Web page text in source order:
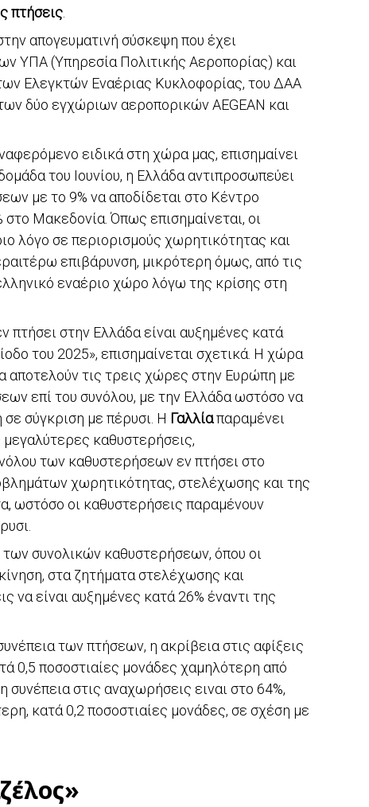
πτήσεις
απογευματινή σύσκεψη που έχει
ΥΠΑ (Υπηρεσία Πολιτικής Αεροπορίας) και
Ελεγκτών Εναέριας Κυκλοφορίας, του ΔΑΑ
δύο εγχώριων αεροπορικών AEGEAN και
ειδικά στη χώρα μας, επισημαίνει
του Ιουνίου, η Ελλάδα αντιπροσωπεύει
με το 9% να αποδίδεται στο Κέντρο
Μακεδονία. Όπως επισημαίνεται, οι
λόγο σε περιορισμούς χωρητικότητας και
επιβάρυνση, μικρότερη όμως, από τις
εναέριο χώρο λόγω της κρίσης στη
πτήσει στην Ελλάδα είναι αυξημένες κατά
του 2025», επισημαίνεται σχετικά. Η χώρα
αποτελούν τις τρεις χώρες στην Ευρώπη με
επί του συνόλου, με την Ελλάδα ωστόσο να
σύγκριση με πέρυσι. Η Γαλλίαπαραμένει
καθυστερήσεις,
των καθυστερήσεων εν πτήσει στο
χωρητικότητας, στελέχωσης και της
ωστόσο οι καθυστερήσεις παραμένουν
των συνολικών καθυστερήσεων, όπου οι
στα ζητήματα στελέχωσης και
να είναι αυξημένες κατά 26% έναντι της
των πτήσεων, η ακρίβεια στις αφίξεις
0,5 ποσοστιαίες μονάδες χαμηλότερη από
συνέπεια στις αναχωρήσεις ειναι στο 64%,
κατά 0,2 ποσοστιαίες μονάδες, σε σχέση με